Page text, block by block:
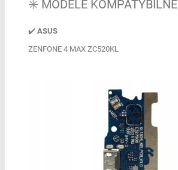
✳️ MODELE KOMPATYBILNE
✔️ ASUS
ZENFONE 4 MAX ZC520KL